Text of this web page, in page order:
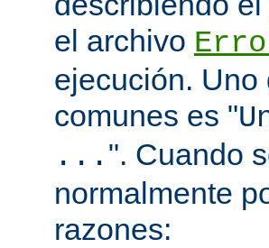
el archivo
ejecución. Uno
comunes es "
... ". Cuando
normalmente
razones: